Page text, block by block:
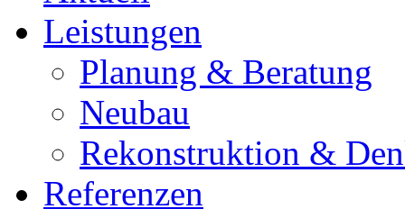
Leistungen
Planung & Beratung
Neubau
Rekonstruktion &
Referenzen